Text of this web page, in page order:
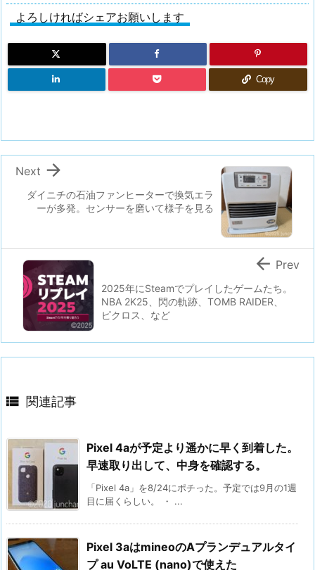
よろしければシェアお願いします
Copy
ダイニチの石油ファンヒーターで換気エラ
ーが多発。センサーを磨いて様子を見る

Next
2025年にSteamでプレイしたゲームたち。
NBA 2K25、閃の軌跡、TOMB RAIDER、
ピクロス、など
 Prev
 関連記事
Pixel 4aが予定より遥かに早く到着した。
早速取り出して、中身を確認する。
「Pixel 4a」を8/24にポチった。予定では9月の1週
目に届くらしい。 ・ ...
Pixel 3aはmineoのAプランデュアルタイ
プ au VoLTE (nano)で使えた